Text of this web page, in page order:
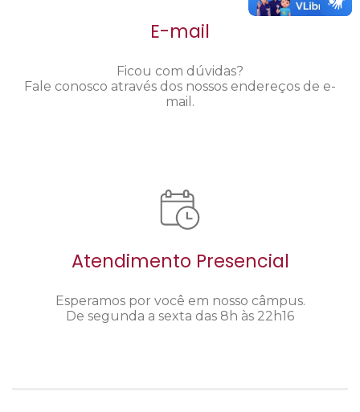
E-mail
Ficou com dúvidas?
Fale conosco através dos nossos endereços de e-
mail.
Atendimento Presencial
Esperamos por você em nosso câmpus.
De segunda a sexta das 8h às 22h16